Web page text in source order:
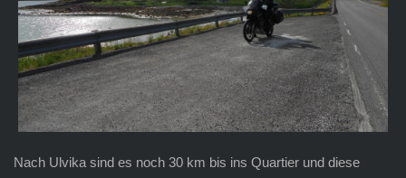
Nach Ulvika sind es noch 30 km bis ins Quartier und diese